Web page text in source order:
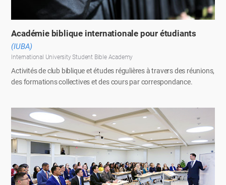
Académie biblique internationale pour étudiants
(IUBA)
International University Student Bible Academy
Activités de club biblique et études régulières à travers des réunions,
des formations collectives et des cours par correspondance.